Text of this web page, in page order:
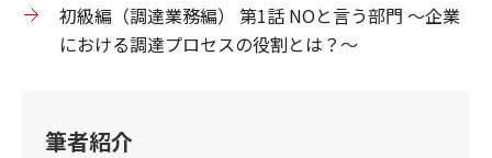
初級編（調達業務編） 第1話 NOと言う部門 ～企業
における調達プロセスの役割とは？～
筆者紹介